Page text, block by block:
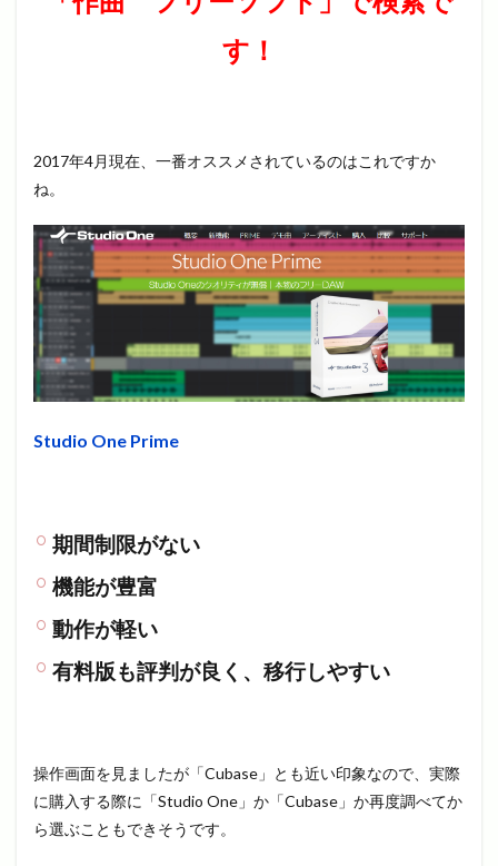
す！
2017年4月現在、一番オススメされているのはこれですか
ね。
Studio One Prime
期間制限がない
機能が豊富
動作が軽い
有料版も評判が良く、移行しやすい
操作画面を見ましたが「Cubase」とも近い印象なので、実際
に購入する際に「Studio One」か「Cubase」か再度調べてか
ら選ぶこともできそうです。